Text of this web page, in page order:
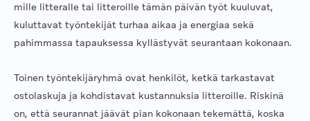
mille litteralle tai litteroille tämän päivän työt kuuluvat,
kuluttavat työntekijät turhaa aikaa ja energiaa sekä
pahimmassa tapauksessa kyllästyvät seurantaan kokonaan.
Toinen työntekijäryhmä ovat henkilöt, ketkä tarkastavat
ostolaskuja ja kohdistavat kustannuksia litteroille. Riskinä
on, että seurannat jäävät pian kokonaan tekemättä, koska